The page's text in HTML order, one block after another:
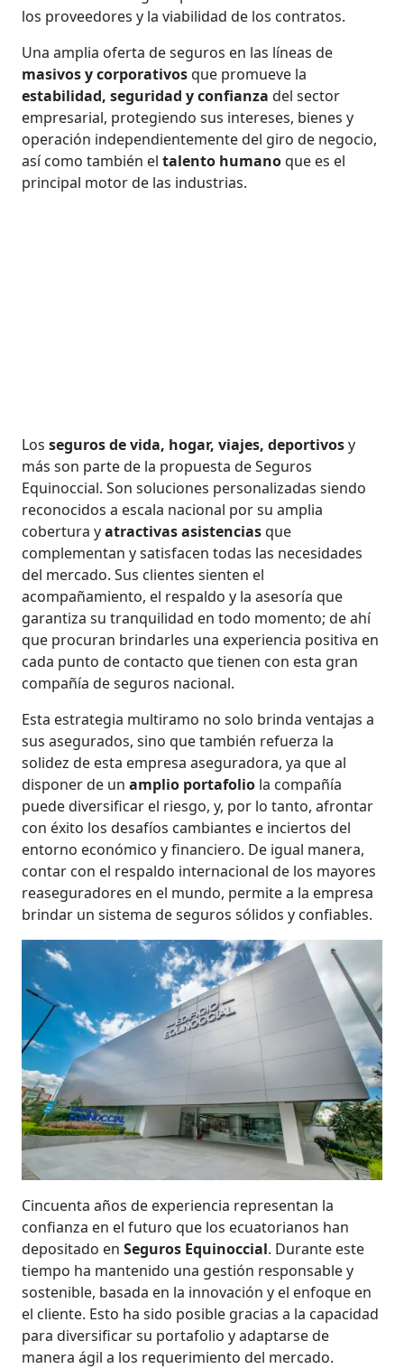
los proveedores y la viabilidad de los contratos.
Una amplia oferta de seguros en las líneas de
masivos y corporativosque promueve la
estabilidad, seguridad y confianzadel sector
empresarial, protegiendo sus intereses, bienes y
operación independientemente del giro de negocio,
así como también eltalento humanoque es el
principal motor de las industrias.
Losseguros de vida, hogar, viajes, deportivosy
más son parte de la propuesta de Seguros
Equinoccial. Son soluciones personalizadas siendo
reconocidos a escala nacional por su amplia
cobertura yatractivas asistenciasque
complementan y satisfacen todas las necesidades
del mercado. Sus clientes sienten el
acompañamiento, el respaldo y la asesoría que
garantiza su tranquilidad en todo momento; de ahí
que procuran brindarles una experiencia positiva en
cada punto de contacto que tienen con esta gran
compañía de seguros nacional.
Esta estrategia multiramo no solo brinda ventajas a
sus asegurados, sino que también refuerza la
solidez de esta empresa aseguradora, ya que al
disponer de unamplio portafolio la compañía
puede diversificar el riesgo, y, por lo tanto, afrontar
con éxito los desafíos cambiantes e inciertos del
entorno económico y financiero. De igual manera,
contar con el respaldo internacional de los mayores
reaseguradores en el mundo, permite a la empresa
brindar un sistema de seguros sólidos y confiables.
Cincuenta años de experiencia representan la
confianza en el futuro que los ecuatorianos han
depositado enSeguros Equinoccial. Durante este
tiempo ha mantenido una gestión responsable y
sostenible, basada en la innovación y el enfoque en
el cliente. Esto ha sido posible gracias a la capacidad
para diversificar su portafolio y adaptarse de
manera ágil a los requerimiento del mercado.